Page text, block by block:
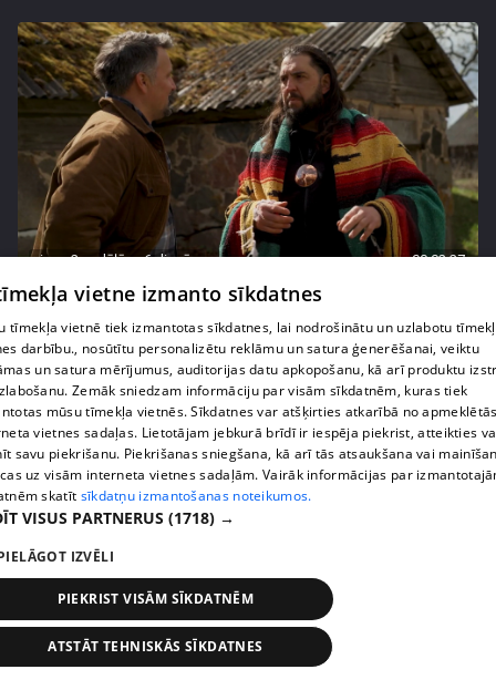
pirms 2 nedēļām, 6 dienām 00:02:27
Raivis Vidzis atklāj attiecību aizkulises
71. epizode
pirms 2 nedēļām, 6 dienām
Magone sarūpē īpašu dāvanu savai draudzenei
Evitai
vietne izmanto sīkdatnes
tīmekļa vietnē tiek izmantotas sīkdatnes, lai nodrošinātu un uzlabotu
darbību., nosūtītu personalizētu reklāmu un satura ģenerēšanai, veiktu
un satura mērījumus, auditorijas datu apkopošanu, kā arī produktu
Zemāk sniedzam informāciju par visām sīkdatnēm, kuras tiek
mūsu tīmekļa vietnēs. Sīkdatnes var atšķirties atkarībā no
vietnes sadaļas. Lietotājam jebkurā brīdī ir iespēja piekrist, atteikties
savu piekrišanu. Piekrišanas sniegšana, kā arī tās atsaukšana vai
uz visām interneta vietnes sadaļām. Vairāk informācijas par
skatīt sīkdatņu izmantošanas noteikumos.
VISUS PARTNERUS (1718) →
IZVĒLI
PIEKRIST VISĀM SĪKDATNĒM
ATSTĀT TEHNISKĀS SĪKDATNES